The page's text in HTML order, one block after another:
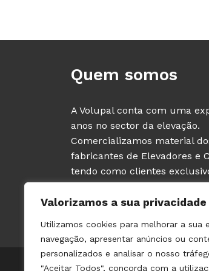
Valorizamos a sua privacidade
Utilizamos cookies para melhorar a sua
navegação, apresentar anúncios ou
personalizados e analisar o nosso
"Aceitar Todos", concorda com a
Quem somos
A Volupal conta com uma
anos no sector da elevação.
Comercializamos material
fabricantes de Elevadores e
tendo como clientes
PROFISSIONAIS deste
instaladores de ascensores).
© 2021 VOLUPAL | TODOS OS